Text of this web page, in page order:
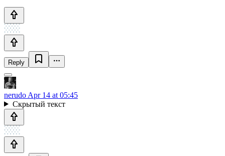
Reply
nerudo Apr 14 at 05:45
Скрытый текст